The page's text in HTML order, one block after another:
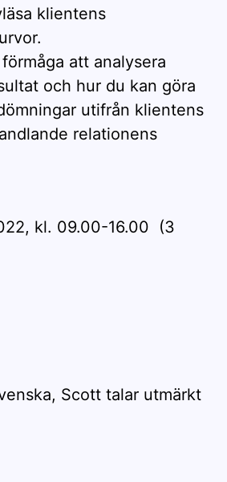
klientens
att analysera
och hur du kan göra
utifrån klientens
relationens
kl. 09.00-16.00 (3
Scott talar utmärkt